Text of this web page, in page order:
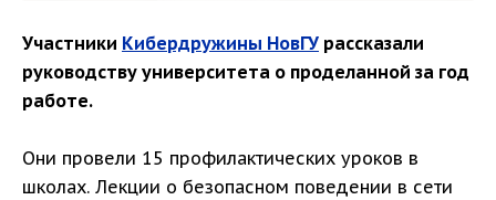
Участники Кибердружины НовГУ рассказали
руководству университета о проделанной за год
работе.
Они провели 15 профилактических уроков в
школах. Лекции о безопасном поведении в сети